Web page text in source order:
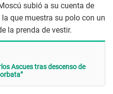
subió a su cuenta de
que muestra su polo con un
la prenda de vestir.
Ascues tras descenso de